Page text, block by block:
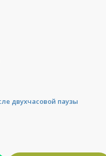
двухчасовой паузы